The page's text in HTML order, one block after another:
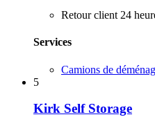
Retour client 24
Services
Camions de
5
Kirk Self Storage